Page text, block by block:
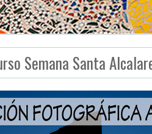
Semana Santa